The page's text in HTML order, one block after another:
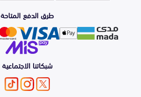
الشمعات
والاصطبات (الاضاءة)
الفرامل والأقمشة
اكسسوارات العناية
الزيوت و السوائل
التلميع والعناية
اصلاح الطلاء
هيونداي
كيا
طرق الدفع المتاحة
شبكاتنا الاجتماعية